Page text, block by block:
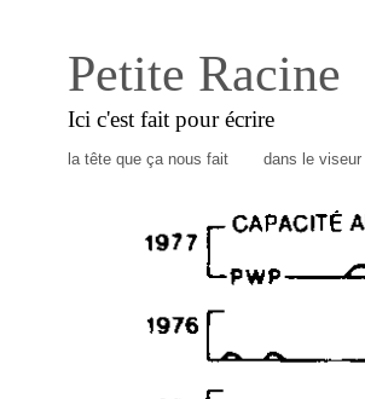
Petite Racine
Ici c'est fait pour écrire
la tête que ça nous fait dans le viseur